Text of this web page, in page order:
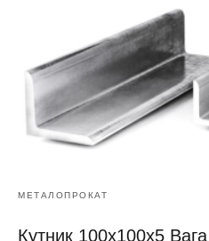
МЕТАЛОПРОКАТ
Кутник 100х100х5